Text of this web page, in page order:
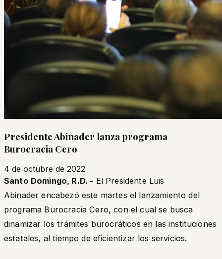
Presidente Abinader lanza programa
Burocracia Cero
4 de octubre de 2022
Santo Domingo, R.D. - El Presidente Luis
Abinader encabezó este martes el lanzamiento del
programa Burocracia Cero, con el cual se busca
dinamizar los trámites burocráticos en las instituciones
estatales, al tiempo de eficientizar los servicios.